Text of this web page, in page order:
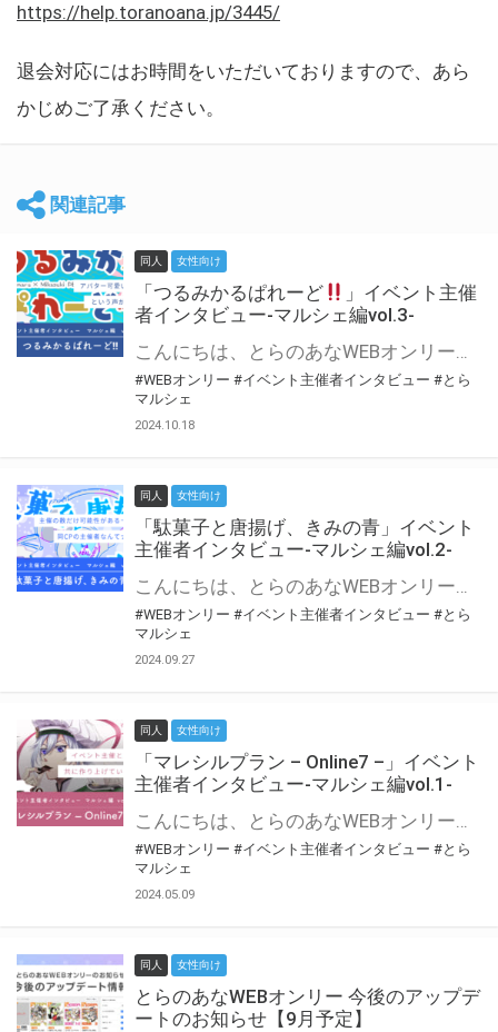
https://help.toranoana.jp/3445/
退会対応にはお時間をいただいておりますので、あら
かじめご了承ください。
関連記事
同人 女性向け
「つるみかるぱれーど
」イベント主催
者インタビュー-マルシェ編vol.3-
こんにちは、とらのあなWEBオンリー運営スタッフです。 新たにお届けする、イベント主催者インタビュー-マルシェ編-は、 とらのあなWEBオンリー「マルシェ」をご利用した主催様に 「マルシェ」を使って開催した感想や心がけをお聞きする企画です。 今回は、WEBオンリー初開催「つるみかるぱれーど
#WEBオンリー #イベント主催者インタビュー #とら
マルシェ
2024.10.18
同人 女性向け
「駄菓子と唐揚げ、きみの青」イベント
主催者インタビュー-マルシェ編vol.2-
こんにちは、とらのあなWEBオンリー運営スタッフです。 新たにお届けする、イベント主催者インタビュー-マルシェ編-は、 とらのあなWEBオンリー「マルシェ」をご利用の主催様に 「マルシェ」を使ってイベントを開催した感想や心がけをお聞きする企画です。 今回は、WEBオンリー初開催「駄菓子と唐揚げ、きみの青」より、 主催のぎこ六屋様にお話を伺いました。 協力：ぎこ六屋様／イベント公式Twitter（@krkgwks） とらのあなWEBオンリー「マルシェ」とは？ WEBオンリーでリアルタイムでコミュニケーションがとれるオンライン会場です。
#WEBオンリー #イベント主催者インタビュー #とら
マルシェ
2024.09.27
同人 女性向け
「マレシルプラン – Online7 –」イベント
主催者インタビュー-マルシェ編vol.1-
こんにちは、とらのあなWEBオンリー運営スタッフです。 新たにお届けする、イベント主催者インタビュー-マルシェ編-は、 とらのあなWEBオンリー「マルシェ」をご利用した主催様に 「マルシェ」を使って開催した感想や心がけをお聞きする企画です。 今回は、WEBオンリー開催7回目迎えた「マレシルプラン – Online7 –」より、 主催の玉川うた様にお話を伺いました。 ▼マレシルプランのインタビュー前回記事 「イベント主催者インタビュー vol.6」はこちら 協力：玉川うた様（マレシルプラン実行委員会 代表）／イベント公式Twitter（@mallesil_plan） とらのあなWEBオンリー「マルシェ」とは？ WEBオンリーでリアルタイムでコミュニケーションがとれるオンライン会場です。
#WEBオンリー #イベント主催者インタビュー #とら
マルシェ
2024.05.09
同人 女性向け
とらのあなWEBオンリー 今後のアップデ
ートのお知らせ【9月予定】